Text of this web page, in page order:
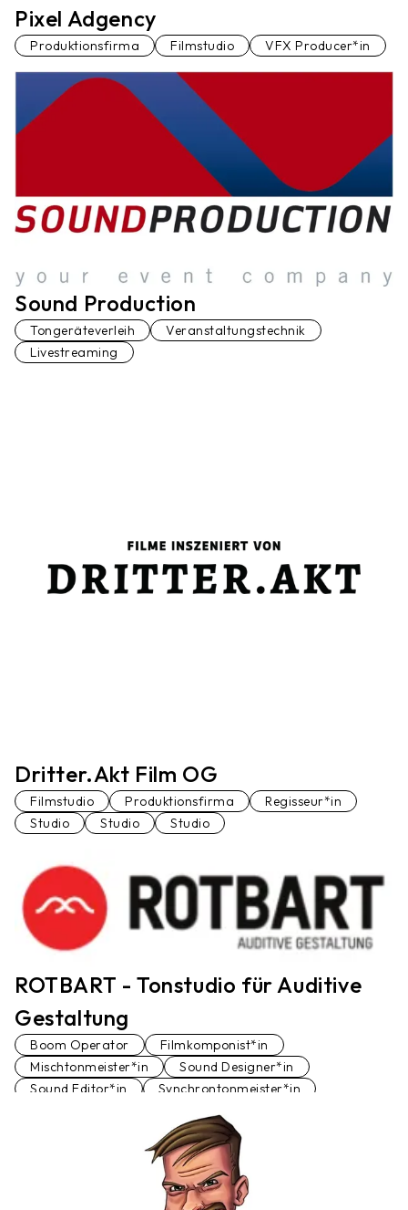
Pixel Adgency
Produktionsfirma Filmstudio VFX Producer*in
Sound Production
Tongeräteverleih
Veranstaltungstechnik
Livestreaming
Dritter.Akt Film OG
Filmstudio Produktionsfirma
Regisseur*in
Studio
Studio Studio
ROTBART - Tonstudio für Auditive
Gestaltung
Boom Operator
Filmkomponist*in
Mischtonmeister*in
Sound Designer*in
Sound Editor*in
Synchrontonmeister*in